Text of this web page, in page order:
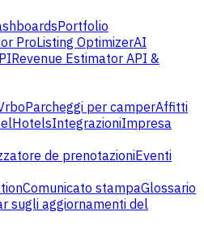
Portfolio
ProListing OptimizerAI
Revenue Estimator API &
Parcheggi per camperAffitti
HotelsIntegrazioniImpresa
de prenotazioniEventi
Comunicato stampaGlossario
sugli aggiornamenti del